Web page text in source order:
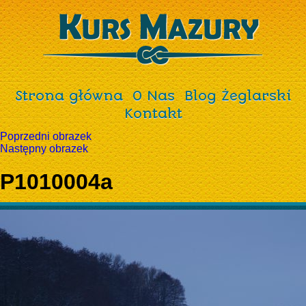
Strona główna O Nas
Blog Żeglarski
Kontakt
Poprzedni obrazek
Następny obrazek
P1010004a